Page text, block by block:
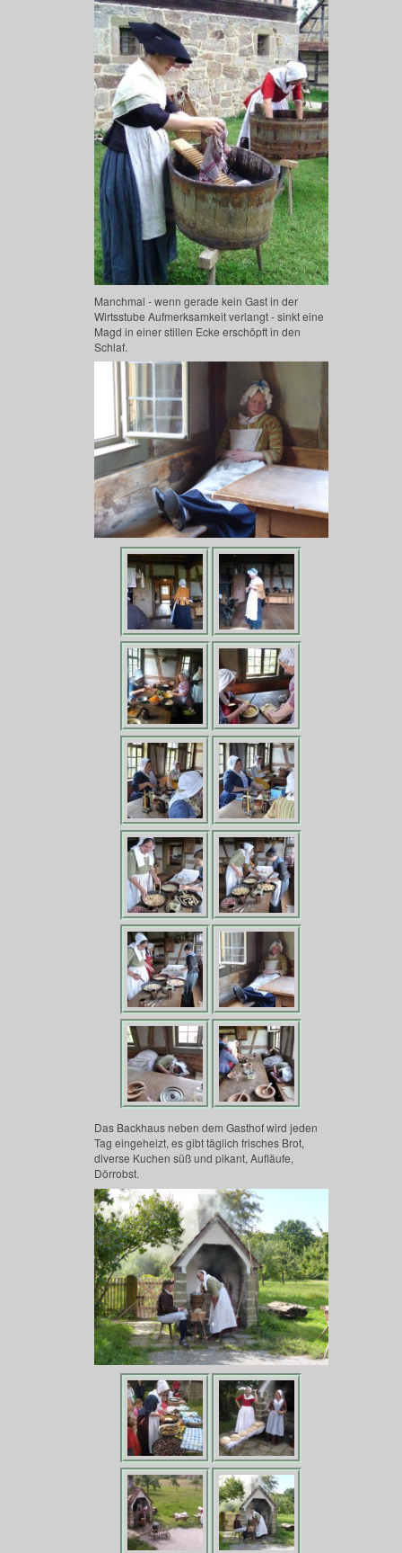
Manchmal - wenn gerade kein Gast in der
Wirtsstube Aufmerksamkeit verlangt - sinkt eine
Magd in einer stillen Ecke erschöpft in den
Schlaf.
Das Backhaus neben dem Gasthof wird jeden
Tag eingeheizt, es gibt täglich frisches Brot,
diverse Kuchen süß und pikant, Aufläufe,
Dörrobst.